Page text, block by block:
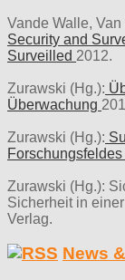
Vande Walle,
Security and
Surveilled 2012.
Zurawski (Hg.):
Überwachung
Zurawski (Hg.):
Forschungsfeldes
Zurawski (Hg.):
Sicherheit in
Verlag.
News